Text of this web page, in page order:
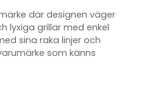
där designen väger
lyxiga grillar med enkel
sina raka linjer och
som känns